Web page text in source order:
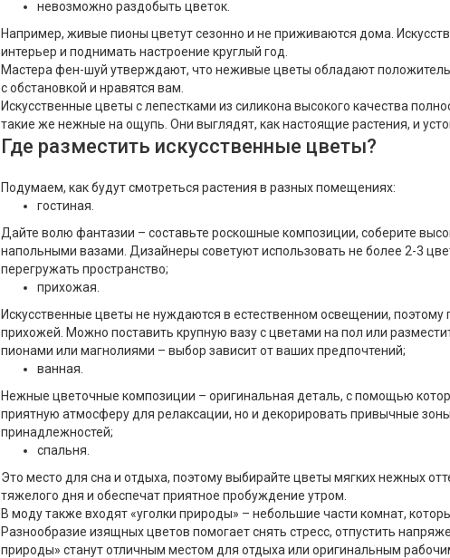
невозможно раздобыть цветок.
Например, живые пионы цветут сезонно и не приживаются дома.
интерьер и поднимать настроение круглый год.
Мастера фен-шуй утверждают, что неживые цветы обладают
с обстановкой и нравятся вам.
Искусственные цветы с лепестками из силикона высокого качества
такие же нежные на ощупь. Они выглядят, как настоящие растения, и
Где разместить искусственные цветы?
Подумаем, как будут смотреться растения в разных помещениях:
гостиная.
Дайте волю фантазии – составьте роскошные композиции, соберите
напольными вазами. Дизайнеры советуют использовать не более 2-3
перегружать пространство;
прихожая.
Искусственные цветы не нуждаются в естественном освещении,
прихожей. Можно поставить крупную вазу с цветами на пол или
пионами или магнолиями – выбор зависит от ваших предпочтений;
ванная.
Нежные цветочные композиции – оригинальная деталь, с помощью
приятную атмосферу для релаксации, но и декорировать привычные
принадлежностей;
спальня.
Это место для сна и отдыха, поэтому выбирайте цветы мягких нежных
тяжелого дня и обеспечат приятное пробуждение утром.
В моду также входят «уголки природы» – небольшие части комнат,
Разнообразие изящных цветов помогает снять стресс, отпустить
природы» станут отличным местом для отдыха или оригинальным